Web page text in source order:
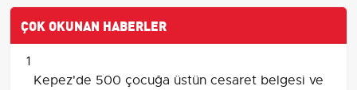
ÇOK OKUNAN HABERLER
1
Kepez'de 500 çocuğa üstün cesaret belgesi ve